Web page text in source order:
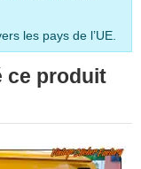
les pays de l’UE.
ce produit